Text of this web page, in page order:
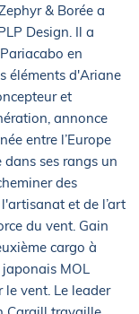
& Borée a
Design. Il a
en
éléments d'Ariane
et
annonce
entre l’Europe
ses rangs un
des
et de l’art
du vent. Gain
cargo à
japonais MOL
vent. Le leader